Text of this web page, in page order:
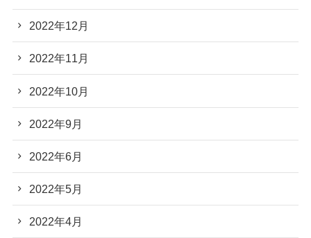
2022年12月
2022年11月
2022年10月
2022年9月
2022年6月
2022年5月
2022年4月